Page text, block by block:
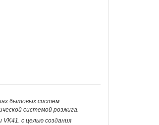
бытовых систем
системой розжига.
с целью создания